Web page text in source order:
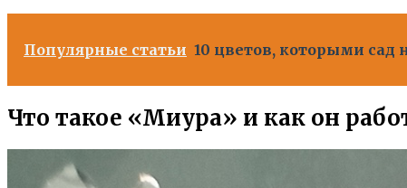
Популярные статьи 10 цветов, которыми
Что такое «Миура» и как он